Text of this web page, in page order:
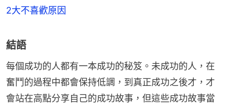
2大不喜歡原因
結語
每個成功的人都有一本成功的秘笈。未成功的人，在
奮鬥的過程中都會保持低調，到真正成功之後才，才
會站在高點分享自己的成功故事，但這些成功故事當